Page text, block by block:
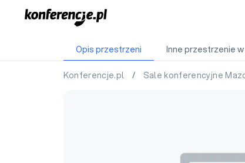
Opis przestrzeni Inne przestrzenie
Konferencje.pl / Sale konferencyjne